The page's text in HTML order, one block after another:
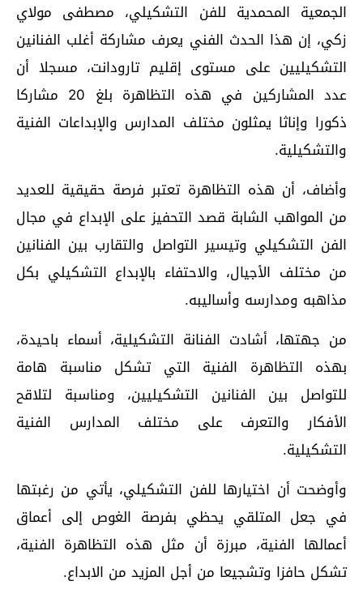
الجمعية المحمدية للفن التشكيلي، مصطفى مولاي
زكي، إن هذا الحدث الفني يعرف مشاركة أغلب الفنانين
التشكيليين على مستوى إقليم تارودانت، مسجلا أن
عدد المشاركين في هذه التظاهرة بلغ 20 مشاركا
ذكورا وإناثا يمثلون مختلف المدارس والإبداعات الفنية
والتشكيلية.
وأضاف، أن هذه التظاهرة تعتبر فرصة حقيقية للعديد
من المواهب الشابة قصد التحفيز على الإبداع في مجال
الفن التشكيلي وتيسير التواصل والتقارب بين الفنانين
من مختلف الأجيال، والاحتفاء بالإبداع التشكيلي بكل
مذاهبه ومدارسه وأساليبه.
من جهتها، أشادت الفنانة التشكيلية، أسماء باحيدة،
بهذه التظاهرة الفنية التي تشكل مناسبة هامة
للتواصل بين الفنانين التشكيليين، ومناسبة لتلاقح
الأفكار والتعرف على مختلف المدارس الفنية
التشكيلية.
وأوضحت أن اختيارها للفن التشكيلي، يأتي من رغبتها
في جعل المتلقي يحظي بفرصة الغوص إلى أعماق
أعمالها الفنية، مبرزة أن مثل هذه التظاهرة الفنية،
تشكل حافزا وتشجيعا من أجل المزيد من الابداع.